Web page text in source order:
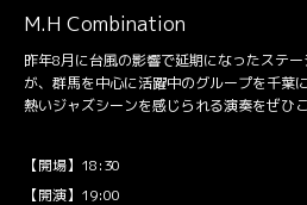
M.H Combination
昨年8月に台風の影響で延期になったステ
が、群馬を中心に活躍中のグループを千葉
熱いジャズシーンを感じられる演奏をぜひ
【開場】18:30
【開演】19:00